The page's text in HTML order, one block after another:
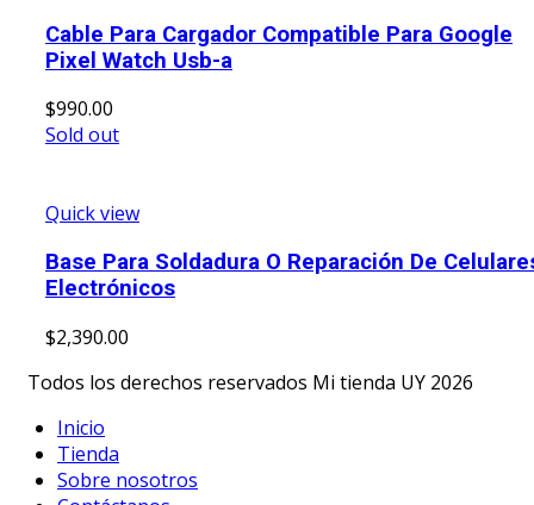
Cable Para Cargador Compatible Para Google
Pixel Watch Usb-a
$990.00
Sold out
Quick view
Base Para Soldadura O Reparación De
Electrónicos
$2,390.00
Todos los derechos reservados Mi tienda UY 2026
Inicio
Tienda
Sobre nosotros